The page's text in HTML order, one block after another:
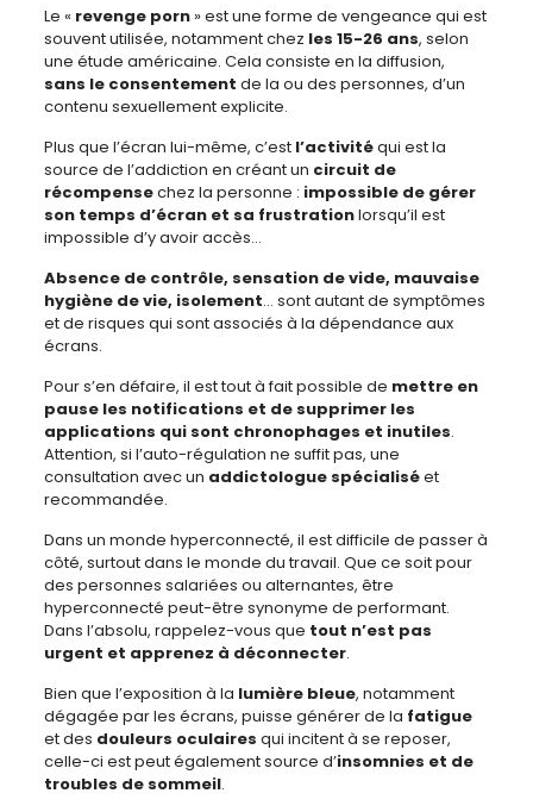
Le « revenge porn» est une forme de vengeance qui est
souvent utilisée, notamment chez les 15-26 ans, selon
une étude américaine. Cela consiste en la diffusion,
sans le consentement de la ou des personnes, d’un
contenu sexuellement explicite.
Plus que l’écran lui-même, c’est l’activitéqui est la
source de l’addiction en créant un circuit de
récompensechez la personne : impossible de gérer
son temps d’écran et sa frustrationlorsqu’il est
impossible d’y avoir accès…
Absence de contrôle, sensation de vide, mauvaise
hygiène de vie, isolement… sont autant de symptômes
et de risques qui sont associés à la dépendance aux
écrans.
Pour s’en défaire, il est tout à fait possible de mettre en
pause les notifications et de supprimer les
applications qui sont chronophages et inutiles.
Attention, si l’auto-régulation ne suffit pas, une
consultation avec un addictologue spécialiséet
recommandée.
Dans un monde hyperconnecté, il est difficile de passer à
côté, surtout dans le monde du travail. Que ce soit pour
des personnes salariées ou alternantes, être
hyperconnecté peut-être synonyme de performant.
Dans l’absolu, rappelez-vous que tout n’est pas
urgent et apprenez à déconnecter.
Bien que l’exposition à la lumière bleue, notamment
dégagée par les écrans, puisse générer de la fatigue
et des douleurs oculaires qui incitent à se reposer,
celle-ci est peut également source d’insomnies et de
troubles de sommeil.